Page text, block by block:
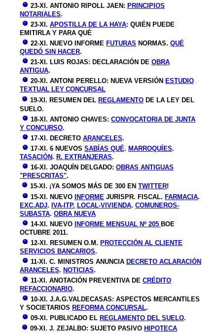
23-XI. ANTONIO RIPOLL JAEN: PRINCIPIOS
NOTARIALES.
23-XI. APOSTILLA DE LA HAYA: QUIÉN PUEDE
EMITIRLA Y PARA QUÉ
22-XI. NUEVO INFORME FUTURAS NORMAS. QUÉ
QUEDÓ SIN HACER.
21-XI. LUIS ROJAS: DECLARACIÓN DE OBRA
ANTIGUA.
20-XI. ANTONI PERELLO: NUEVA VERSIÓN ESTUDIO
TEXTUAL LEY CONCURSAL
19-XI. RESUMEN DEL REGLAMENTO DE LA LEY DEL
SUELO.
18-XI. ANTONIO CHAVES: CONVOCATORIA DE JUNTA
Y CONCURSO.
17-XI. DECRETO ARANCELES.
17-XI. 6 NUEVOS SABÍAS QUÉ. MARROQUÍES.
TASACIÓN. R. EXTRANJERAS.
16-XI. JOAQUÍN DELGADO: OBRAS ANTIGUAS
"PRESCRITAS".
15-XI. ¡YA SOMOS MÁS DE 300 EN TWITTER!
15-XI. NUEVO
INFORME JURISPR. FISCAL. FARMACIA.
EXC.ADJ. IVA-ITP. LOCAL-VIVIENDA. COMUNEROS-
SUBASTA. OBRA NUEVA
14-XI. NUEVO
INFORME MENSUAL Nº 205 BOE
OCTUBRE 2011.
12-XI. RESUMEN O.M. PROTECCIÓN AL CLIENTE
SERVICIOS BANCARIOS.
11-XI. C. MINISTROS ANUNCIA DECRETO ACLARACIÓN
ARANCELES. NOTICIAS.
11-XI. ANOTACIÓN PREVENTIVA DE CRÉDITO
REFACCIONARIO.
10-XI. J.A.G.VALDECASAS: ASPECTOS MERCANTILES
Y SOCIETARIOS REFORMA CONCURSAL.
09-XI. PUBLICADO EL REGLAMENTO DEL SUELO.
09-XI. J. ZEJALBO: SUJETO PASIVO HIPOTECA